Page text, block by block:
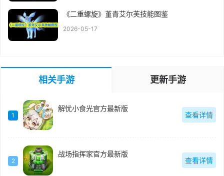
《二重螺旋》堇青艾尔芙技能图鉴
2026-05-17
相关手游 更新手游
1
解忧小食光官方最新版
查看详情
2
战场指挥家官方最新版
查看详情